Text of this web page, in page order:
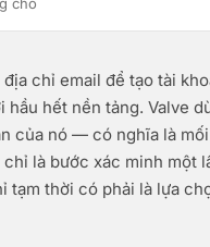
địa chỉ email để tạo tài
hầu hết nền tảng. Valve
của nó — có nghĩa là
là bước xác minh một
tạm thời có phải là lựa